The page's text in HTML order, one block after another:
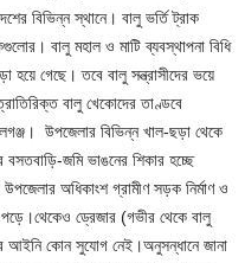
বিভিন্ন স্থানে। বালু ভর্তি ট্রাক
বালু মহাল ও মাটি ব্যবস্থাপনা বিধি
হয়ে গেছে। তবে বালু সন্ত্রাসীদের ভয়ে
বালু খেকোদের তাণ্ডবে
উপজেলার বিভিন্ন খাল-ছড়া থেকে
জমি ভাঙনের শিকার হচ্ছে
উপজেলার অধিকাংশ গ্রামীণ সড়ক নির্মাণ ও
ড্রেজার (গভীর থেকে বালু
আইনি কোন সুযোগ নেই।অনুসন্ধানে জানা